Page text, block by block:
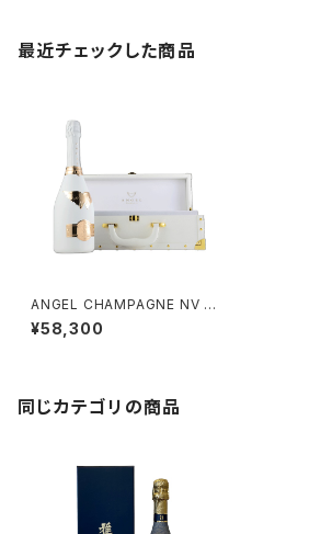
最近チェックした商品
ANGEL CHAMPAGNE NV BR
UT ROSE WHITE エンジェ
ル シャンパン ブリュット ロゼ ホ
¥58,300
同じカテゴリの商品